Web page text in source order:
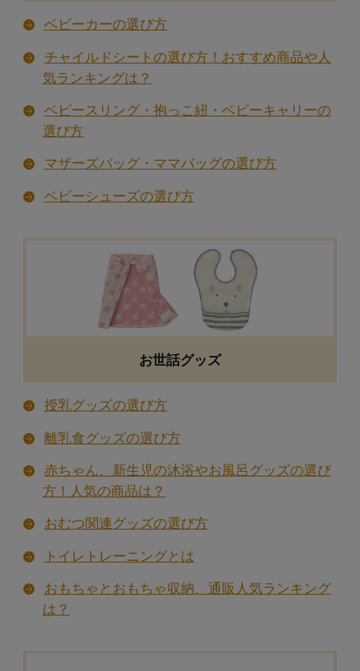
マタニティ美容・健康グッズ
葉酸サプリメント・健康補助食品の選び方・売
れ筋ランキング
お腹まわりやボディなどケアグッズの選び方
人気のマタニティヨガやピラティスの服装の選
マタニティウォーキングとは
マタニティスイミングとは
マタニティ・ママ服飾雑貨
母子手帳ケースの選び方・おすすめランキング
ベビーカーの選び方
チャイルドシートの選び方！おすすめ商品や人
気ランキングは？
ベビースリング・抱っこ紐・ベビーキャリーの
選び方
マザーズバッグ・ママバッグの選び方
ベビーシューズの選び方
お世話グッズ
授乳グッズの選び方
離乳食グッズの選び方
赤ちゃん、新生児の沐浴やお風呂グッズの選び
方！人気の商品は？
おむつ関連グッズの選び方
トイレトレーニングとは
おもちゃとおもちゃ収納、通販人気ランキング
は？